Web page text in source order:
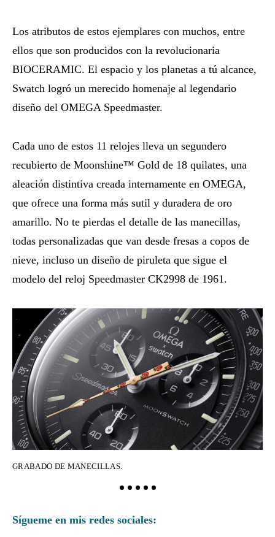
Los atributos de estos ejemplares con muchos, entre
ellos que son producidos con la revolucionaria
BIOCERAMIC. El espacio y los planetas a tú alcance,
Swatch logró un merecido homenaje al legendario
diseño del OMEGA Speedmaster.
Cada uno de estos 11 relojes lleva un segundero
recubierto de Moonshine™ Gold de 18 quilates, una
aleación distintiva creada internamente en OMEGA,
que ofrece una forma más sutil y duradera de oro
amarillo. No te pierdas el detalle de las manecillas,
todas personalizadas que van desde fresas a copos de
nieve, incluso un diseño de piruleta que sigue el
modelo del reloj Speedmaster CK2998 de 1961.
GRABADO DE MANECILLAS.
Sígueme en mis redes sociales: